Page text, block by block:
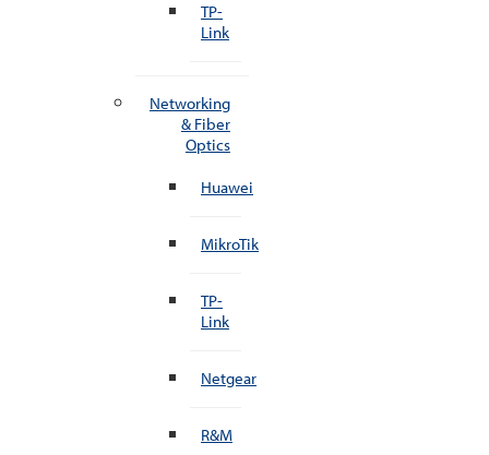
TP-
Link
Networking
& Fiber
Optics
Huawei
MikroTik
TP-
Link
Netgear
R&M